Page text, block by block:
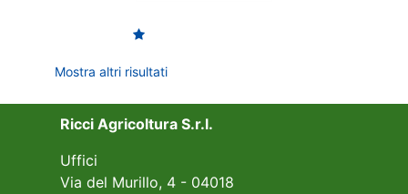
Mostra altri risultati
Ricci Agricoltura S.r.l.
Uffici
Via del Murillo, 4 - 04018